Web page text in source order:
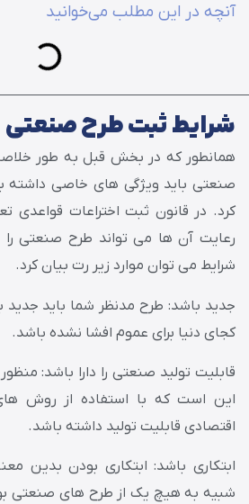
آنچه در این مطلب می‌خوانید
شرایط ثبت طرح صنعتی
همانطور که در بخش قبل به طور
صنعتی باید ویژگی های خاصی داشته
کرد. در قانون ثبت اختراعات
رعایت آن ها می تواند طرح صنعتی را
شرایط می توان موارد زیر رت بیان کرد.
جدید باشد: طرح مدنظر شما باید
کجای دنیا برای عموم افشا نشده باشد.
قابلیت تولید صنعتی را دارا باشد:
این است که با استفاده از روش
اقتصادی قابلیت تولید داشته باشد.
ابتکاری باشد: ابتکاری بودن بدین
شبیه به هیچ یک از طرح های صنعتی